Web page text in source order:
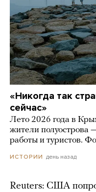
«Никогда так
сейчас»
Лето 2026 года в
жители полуострова
работы и туристов.
ИСТОРИИ день назад
Reuters: США